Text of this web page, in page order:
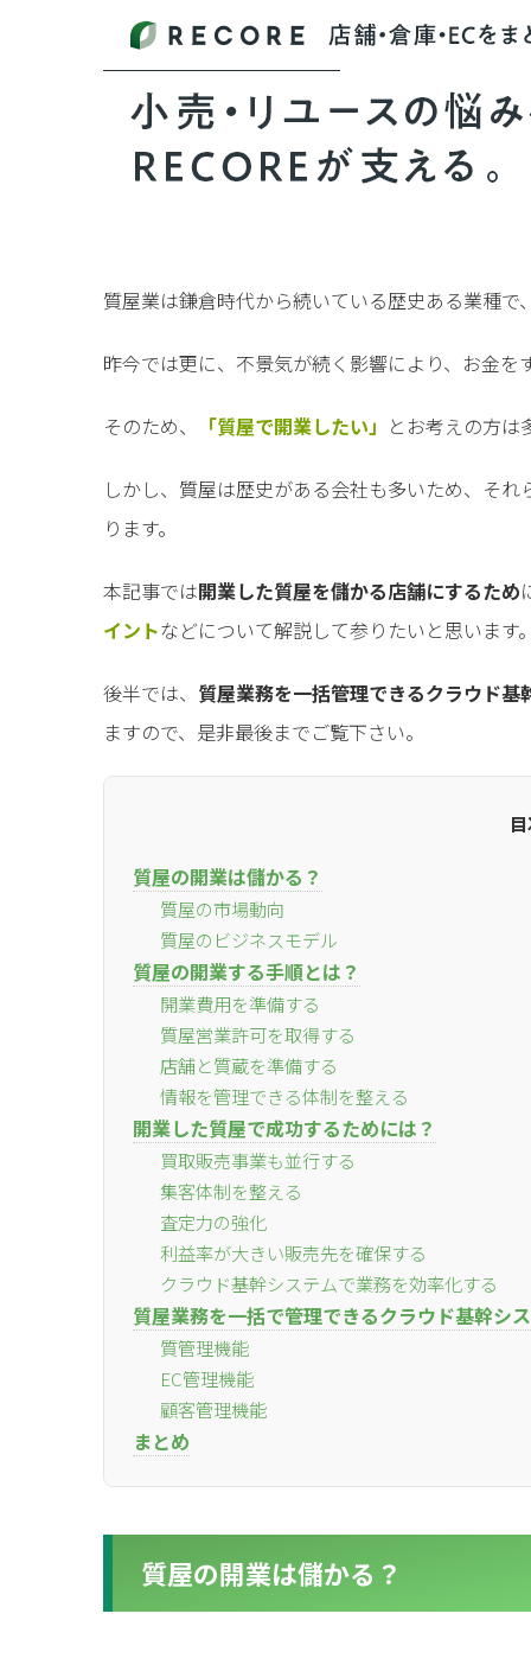
質屋業は鎌倉時代から続いている歴史ある業種で
昨今では更に、不景気が続く影響により、お金を
そのため、 「質屋で開業したい」 とお考えの方は
しかし、質屋は歴史がある会社も多いため、そ
ります。
本記事では開業した質屋を儲かる店舗にするため
イントなどについて解説して参りたいと思います。
後半では、 質屋業務を一括管理できるクラウド基
ますので、是非最後までご覧下さい。
質屋の開業は儲かる？
質屋の市場動向
質屋のビジネスモデル
質屋の開業する手順とは？
開業費用を準備する
質屋営業許可を取得する
店舗と質蔵を準備する
情報を管理できる体制を整える
開業した質屋で成功するためには？
買取販売事業も並行する
集客体制を整える
査定力の強化
利益率が大きい販売先を確保する
クラウド基幹システムで業務を効率化する
質屋業務を一括で管理できるクラウド基幹シス
質管理機能
EC管理機能
顧客管理機能
まとめ
質屋の開業は儲かる？